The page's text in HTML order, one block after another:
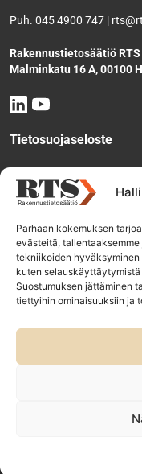
Parhaan kokemuksen
evästeitä,
tekniikoiden
kuten
Suostumuksen jättäminen
tiettyihin ominaisuuksiin ja
Puh. 045 4900 747 |
Rakennustietosäätiö RTS
Malminkatu 16 A, 00100
Tietosuojaseloste
Tee